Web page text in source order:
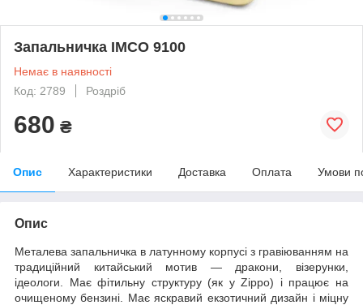
Запальничка IMCO 9100
Немає в наявності
Код: 2789
Роздріб
680 ₴
Опис Характеристики Доставка Оплата Умови
Опис
Металева запальничка в латунному корпусі з гравіюванням на
традиційний китайський мотив — дракони, візерунки,
ідеологи. Має фітильну структуру (як у Zippo) і працює на
очищеному бензині. Має яскравий екзотичний дизайн і міцну